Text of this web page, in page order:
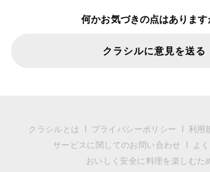
何かお気づきの点はあります
クラシルに意見を送る
クラシルとは プライバシーポリシー 利用
サービスに関してのお問い合わせ
よ
おいしく安全に料理を楽しむた